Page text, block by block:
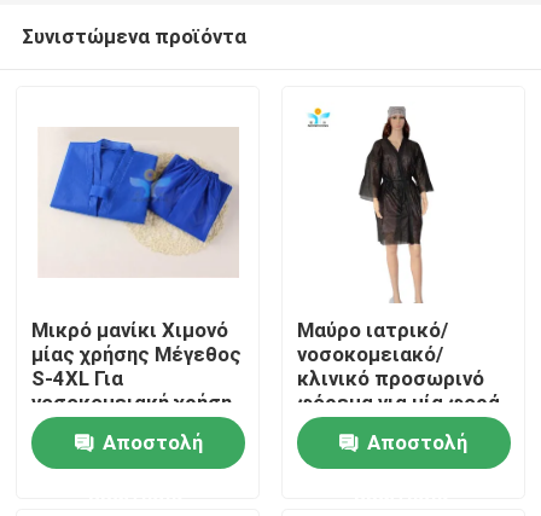
Σπίτι
Συνιστώμενα προϊόντα
Μικρό μανίκι Χιμονό
μίας χρήσης Μέγεθος
S-4XL Για
νοσοκομειακή χρήση
Αποστολή
Μαύρο ιατρικό/
νοσοκομειακό/
κλινικό προσωρινό
φόρεμα για μία φορά
Αποστολή